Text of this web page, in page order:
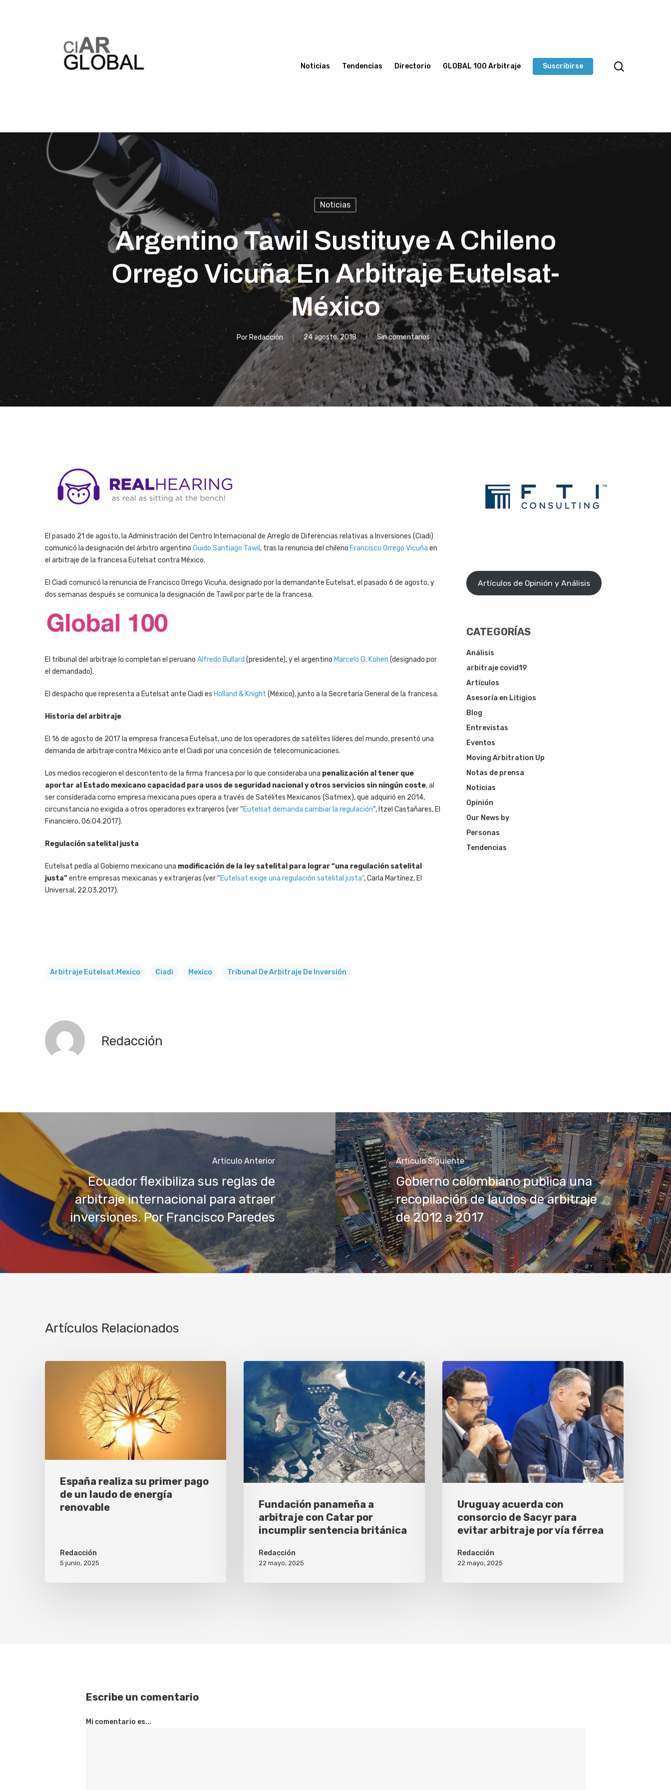
Presione enter para buscar o ESC para cerrar
Noticias Tendencias Directorio GLOBAL 100 Arbitraje Suscribirse
Noticias
Argentino Tawil Sustituye A Chileno
Orrego Vicuña En Arbitraje Eutelsat-
México
Por Redacción 24 agosto, 2018 Sin comentarios
El pasado 21 de agosto, la Administración del Centro Internacional de Arreglo de Diferencias relativas a Inversiones (Ciadi)
comunicó la designación del árbitro argentino Guido Santiago Tawil , tras la renuncia del chileno Francisco Orrego Vicuña en
el arbitraje de la francesa Eutelsat contra México.
El Ciadi comunicó la renuncia de Francisco Orrego Vicuña, designado por la demandante Eutelsat, el pasado 6 de agosto, y
dos semanas después se comunica la designación de Tawil por parte de la francesa.
El tribunal del arbitraje lo completan el peruano Alfredo Bullard (presidente), y el argentino Marcelo G. Kohen (designado por
el demandado).
El despacho que representa a Eutelsat ante Ciadi es Holland & Knight (México), junto a la Secretaría General de la francesa.
Historia del arbitraje
El 16 de agosto de 2017 la empresa francesa Eutelsat, uno de los operadores de satélites líderes del mundo, presentó una
demanda de arbitraje contra México ante el Ciadi por una concesión de telecomunicaciones.
Los medios recogieron el descontento de la firma francesa por lo que consideraba una penalización al tener que
aportar al Estado mexicano capacidad para usos de seguridad nacional y otros servicios sin ningún coste, al
ser considerada como empresa mexicana pues opera a través de Satélites Mexicanos (Satmex), que adquirió en 2014,
circunstancia no exigida a otros operadores extranjeros (ver “Eutelsat demanda cambiar la regulación“, Itzel Castañares, El
Financiero, 06.04.2017).
Regulación satelital justa
Eutelsat pedía al Gobierno mexicano una modificación de la ley satelital para lograr “una regulación satelital
justa”entre empresas mexicanas y extranjeras (ver “Eutelsat exige una regulación satelital justa”, Carla Martínez, El
Universal, 22.03.2017).
Arbitraje Eutelsat.mexico Ciadi Mexico Tribunal De Arbitraje De Inversión
Redacción
Artículos de Opinión y Análisis
CATEGORÍAS
Análisis
arbitraje covid19
Artículos
Asesoría en Litigios
Blog
Entrevistas
Eventos
Moving Arbitration Up
Notas de prensa
Noticias
Opinión
Our News by
Personas
Tendencias
Artículo Anterior
Ecuador flexibiliza sus reglas de
arbitraje internacional para atraer
inversiones. Por Francisco Paredes
Artículo Siguiente
Gobierno colombiano publica una
recopilación de laudos de arbitraje
de 2012 a 2017
Artículos Relacionados
España realiza su primer pago
de un laudo de energía
renovable
Redacción
5 junio, 2025
Fundación panameña a
arbitraje con Catar por
incumplir sentencia británica
Redacción
22 mayo, 2025
Uruguay acuerda con
consorcio de Sacyr para
evitar arbitraje por vía férrea
Redacción
22 mayo, 2025
Escribe un comentario
Mi comentario es...